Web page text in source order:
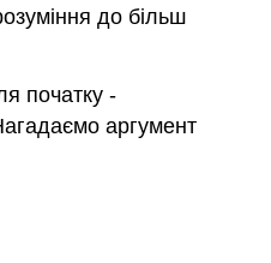
до більш
початку -
аргумент